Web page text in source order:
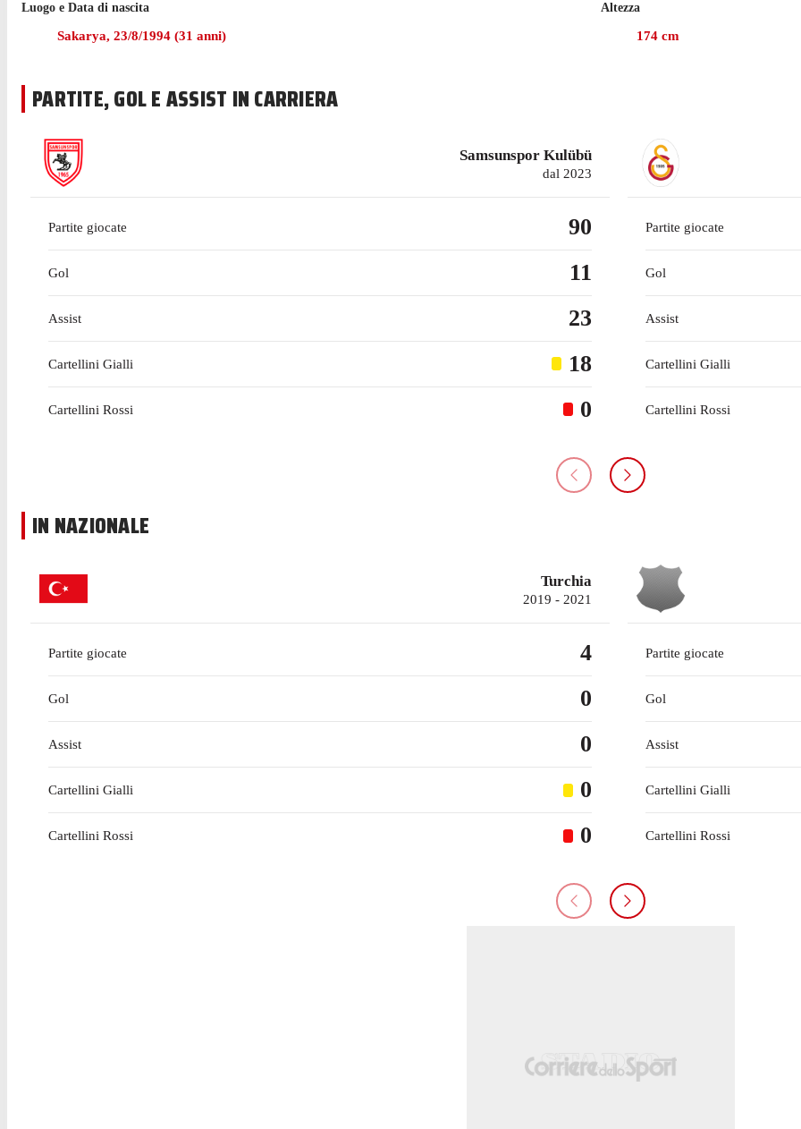
Nell'ultima stagione con Samsunspor in Süper Lig Kilinç ha collezionato 31 presenze, gare in cui ha realizzato 3 gol e
Luogo e Data di nascita
Sakarya, 23/8/1994 (31 anni)
Altezza
174 cm
PARTITE, GOL E ASSIST IN CARRIERA
Samsunspor Kulübü
dal 2023
Partite giocate 90
Gol 11
Assist 23
Cartellini Gialli 18
Cartellini Rossi 0
Partite giocate
Gol
Assist
Cartellini Gialli
Cartellini Rossi
IN NAZIONALE
Turchia
2019 - 2021
Partite giocate 4
Gol 0
Assist 0
Cartellini Gialli 0
Cartellini Rossi 0
Partite giocate
Gol
Assist
Cartellini Gialli
Cartellini Rossi